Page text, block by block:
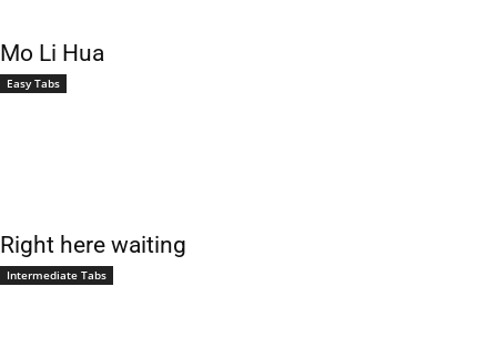
Mo Li Hua
Easy Tabs
Right here waiting
Intermediate Tabs